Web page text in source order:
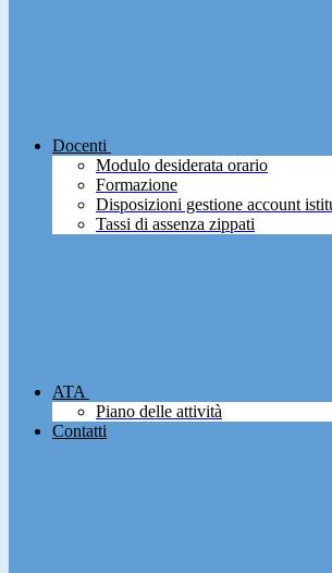
Docenti
Modulo desiderata orario
Formazione
Disposizioni gestione account
Tassi di assenza zippati
ATA
Piano delle attività
Contatti